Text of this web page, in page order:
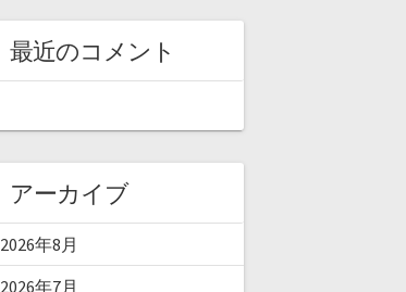
最近のコメント
アーカイブ
2026年8月
2026年7月